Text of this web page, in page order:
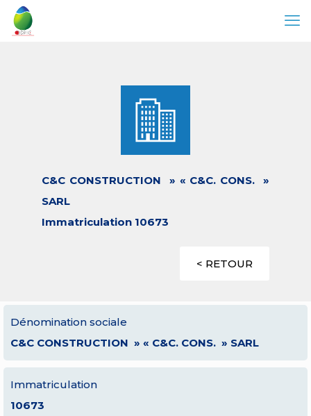
C&C CONSTRUCTION » « C&C. CONS. »
SARL
Immatriculation 10673
< RETOUR
Dénomination sociale
C&C CONSTRUCTION » « C&C. CONS. » SARL
Immatriculation
10673